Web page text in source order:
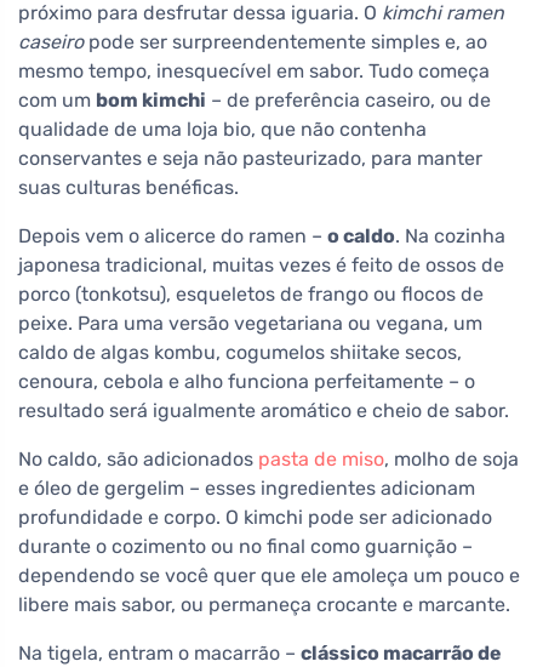
próximo para desfrutar dessa iguaria. O kimchi ramen
caseiropode ser surpreendentemente simples e, ao
mesmo tempo, inesquecível em sabor. Tudo começa
com um bom kimchi – de preferência caseiro, ou de
qualidade de uma loja bio, que não contenha
conservantes e seja não pasteurizado, para manter
suas culturas benéficas.
Depois vem o alicerce do ramen – o caldo. Na cozinha
japonesa tradicional, muitas vezes é feito de ossos de
porco (tonkotsu), esqueletos de frango ou flocos de
peixe. Para uma versão vegetariana ou vegana, um
caldo de algas kombu, cogumelos shiitake secos,
cenoura, cebola e alho funciona perfeitamente – o
resultado será igualmente aromático e cheio de sabor.
No caldo, são adicionados pasta de miso, molho de soja
e óleo de gergelim – esses ingredientes adicionam
profundidade e corpo. O kimchi pode ser adicionado
durante o cozimento ou no final como guarnição –
dependendo se você quer que ele amoleça um pouco e
libere mais sabor, ou permaneça crocante e marcante.
Na tigela, entram o macarrão – clássico macarrão de